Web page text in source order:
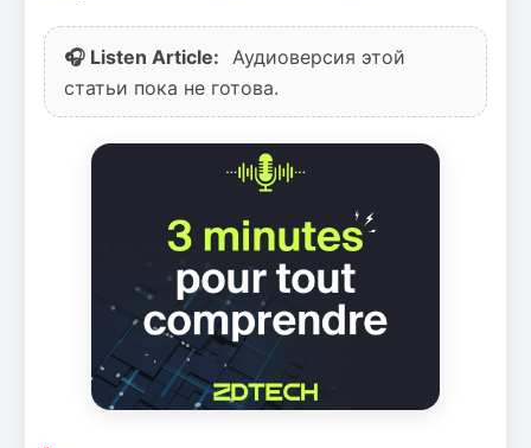
🎧 Listen Article:
Аудиоверсия этой
статьи пока не готова.